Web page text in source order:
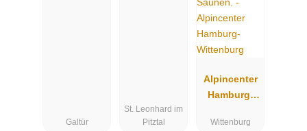
Galtür
St. Leonhard im
Pitztal
Alpincenter
Hamburg-
Wittenburg